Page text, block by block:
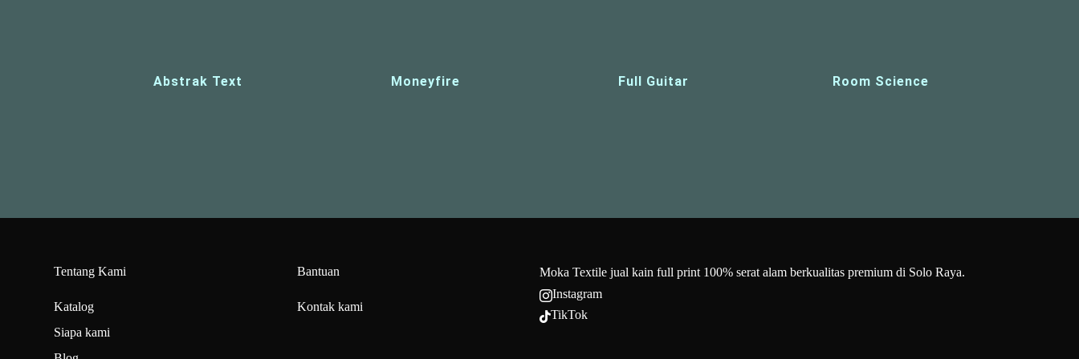
Abstrak Text Moneyfire Full Guitar Room Science
Tentang Kami
Katalog
Siapa kami
Bantuan
Kontak kami
Moka Textile jual kain full print 100% serat alam berkualitas premium di Solo Raya.
Instagram
TikTok